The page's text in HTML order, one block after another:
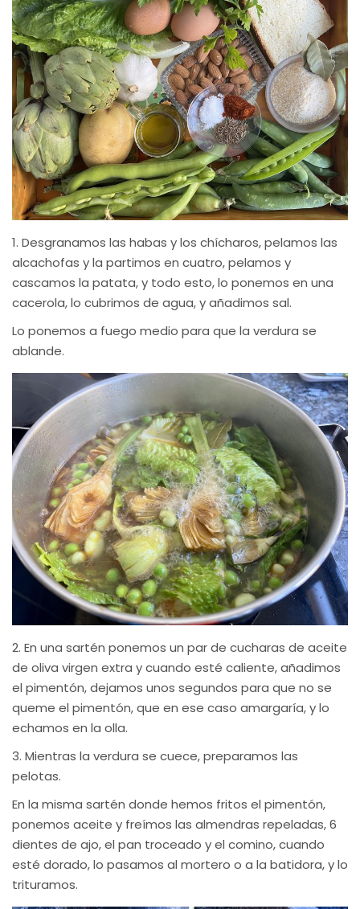
1. Desgranamos las habas y los chícharos, pelamos las
alcachofas y la partimos en cuatro, pelamos y
cascamos la patata, y todo esto, lo ponemos en una
cacerola, lo cubrimos de agua, y añadimos sal.
Lo ponemos a fuego medio para que la verdura se
ablande.
2. En una sartén ponemos un par de cucharas de aceite
de oliva virgen extra y cuando esté caliente, añadimos
el pimentón, dejamos unos segundos para que no se
queme el pimentón, que en ese caso amargaría, y lo
echamos en la olla.
3. Mientras la verdura se cuece, preparamos las
pelotas.
En la misma sartén donde hemos fritos el pimentón,
ponemos aceite y freímos las almendras repeladas, 6
dientes de ajo, el pan troceado y el comino, cuando
esté dorado, lo pasamos al mortero o a la batidora, y lo
trituramos.